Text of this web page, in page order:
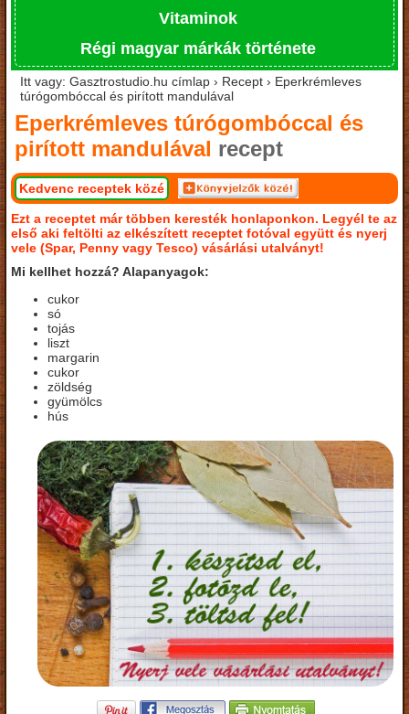
Vitaminok
Régi magyar márkák története
Itt vagy: Gasztrostudio.hu címlap › Recept › Eperkrémleves
túrógombóccal és pirított mandulával
Eperkrémleves túrógombóccal és
pirított mandulával recept
Kedvenc receptek közé
Ezt a receptet már többen keresték honlaponkon. Legyél te az
első aki feltölti az elkészített receptet fotóval együtt és nyerj
vele (Spar, Penny vagy Tesco) vásárlási utalványt!
Mi kellhet hozzá? Alapanyagok:
cukor
só
tojás
liszt
margarin
cukor
zöldség
gyümölcs
hús